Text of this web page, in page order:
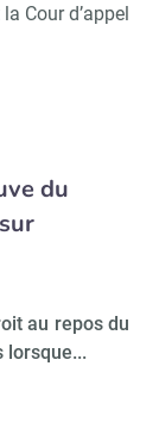
Cour d’appel
du
au repos du
lorsque...